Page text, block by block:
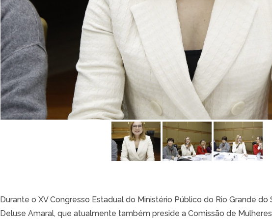
Durante o XV Congresso Estadual do Ministério Público do Rio Grande do
Deluse Amaral, que atualmente também preside a Comissão de